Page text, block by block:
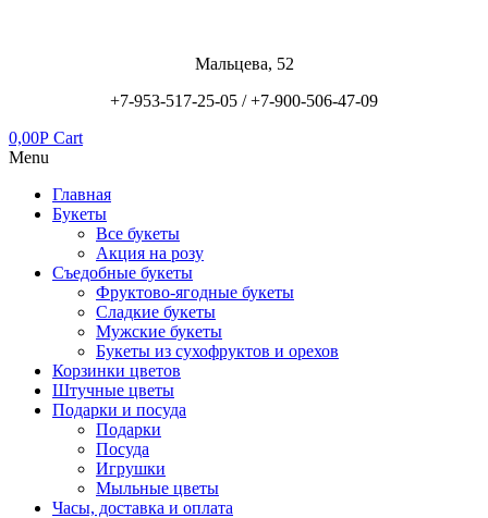
Мальцева, 52
+7-953-517-25-05 /+7-900-506-47-09
0,00Р Cart
Menu
Главная
Букеты
Все букеты
Акция на розу
Съедобные букеты
Фруктово-ягодные букеты
Сладкие букеты
Мужские букеты
Букеты из сухофруктов и орехов
Корзинки цветов
Штучные цветы
Подарки и посуда
Подарки
Посуда
Игрушки
Мыльные цветы
Часы, доставка и оплата